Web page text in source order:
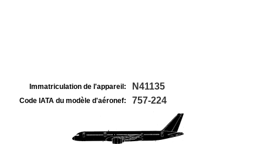
Immatriculation de l'appareil: N41135
Code IATA du modèle d'aéronef: 757-224